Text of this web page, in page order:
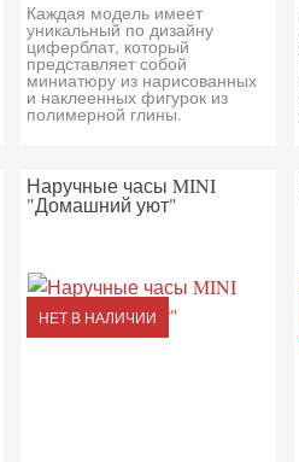
Каждая модель имеет
уникальный по дизайну
циферблат, который
представляет собой
миниатюру из нарисованных
и наклеенных фигурок из
полимерной глины.
Наручные часы MINI
"Домашний уют"
НЕТ В НАЛИЧИИ